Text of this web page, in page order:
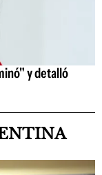
y detalló